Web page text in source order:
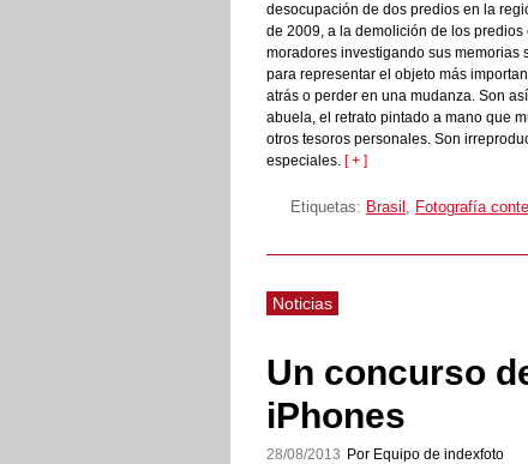
desocupación de dos predios en la
de 2009, a la demolición de los
moradores investigando sus memorias
para representar el objeto más
atrás o perder en una mudanza. Son
abuela, el retrato pintado a mano que
otros tesoros personales. Son
especiales. [ + ]
Etiquetas: Brasil , Fotografía
Noticias
Un concurso
iPhones
28/08/2013 Por Equipo de indexfoto